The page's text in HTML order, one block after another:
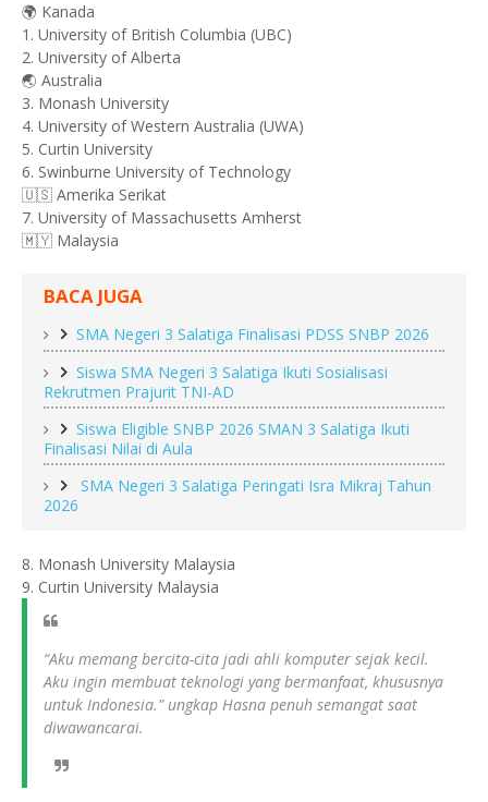
🌍 Kanada
1. University of British Columbia (UBC)
2. University of Alberta
🌏 Australia
3. Monash University
4. University of Western Australia (UWA)
5. Curtin University
6. Swinburne University of Technology
🇺🇸 Amerika Serikat
7. University of Massachusetts Amherst
🇲🇾 Malaysia
BACA JUGA
SMA Negeri 3 Salatiga Finalisasi PDSS SNBP 2026
Siswa SMA Negeri 3 Salatiga Ikuti Sosialisasi
Rekrutmen Prajurit TNI-AD
Siswa Eligible SNBP 2026 SMAN 3 Salatiga Ikuti
Finalisasi Nilai di Aula
SMA Negeri 3 Salatiga Peringati Isra Mikraj Tahun
2026
8. Monash University Malaysia
9. Curtin University Malaysia
“Aku memang bercita-cita jadi ahli komputer sejak kecil.
Aku ingin membuat teknologi yang bermanfaat, khususnya
untuk Indonesia.” ungkap Hasna penuh semangat saat
diwawancarai.